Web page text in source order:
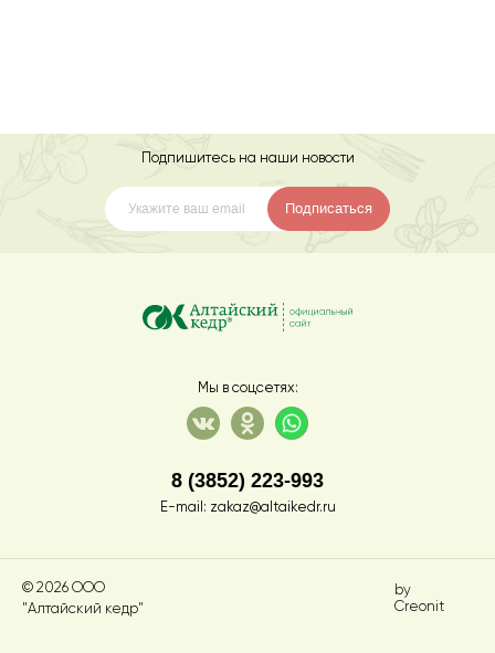
Подпишитесь на наши новости
Подписаться
Мы в соцсетях:
8 (3852) 223-993
E-mail: zakaz@altaikedr.ru
© 2026 ООО
"Алтайский кедр"
by
Creonit